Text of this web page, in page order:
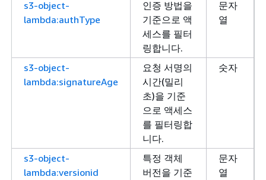
s3-object-
lambda:authType
인증 방법을
기준으로 액
세스를 필터
링합니다.
문자
열
s3-object-
lambda:signatureAge
요청 서명의
시간(밀리
초)을 기준
으로 액세스
를 필터링합
니다.
숫자
s3-object-
lambda:versionid
특정 객체
버전을 기준
문자
열